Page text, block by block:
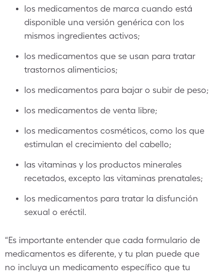
los medicamentos de marca cuando está
disponible una versión genérica con los
mismos ingredientes activos;
los medicamentos que se usan para tratar
trastornos alimenticios;
los medicamentos para bajar o subir de peso;
los medicamentos de venta libre;
los medicamentos cosméticos, como los que
estimulan el crecimiento del cabello;
las vitaminas y los productos minerales
recetados, excepto las vitaminas prenatales;
los medicamentos para tratar la disfunción
sexual o eréctil.
“Es importante entender que cada formulario de
medicamentos es diferente, y tu plan puede que
no incluya un medicamento específico que tu